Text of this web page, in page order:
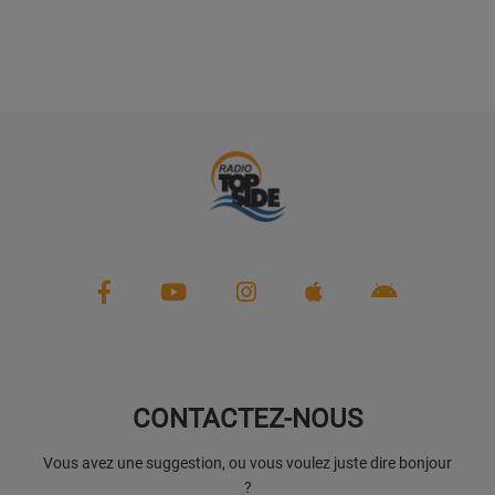
CONTACTEZ-NOUS
Vous avez une suggestion, ou vous voulez juste dire bonjour
?